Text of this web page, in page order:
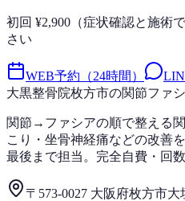
初回 ¥2,900（症状確認と施術
さい
WEB予約（24時間）
大黒整骨院枚方市の関節ファ
関節→ファシアの順で整える
こり・坐骨神経痛などの改善
最後まで担当。完全自費・回数
〒573-0027 大阪府枚方市